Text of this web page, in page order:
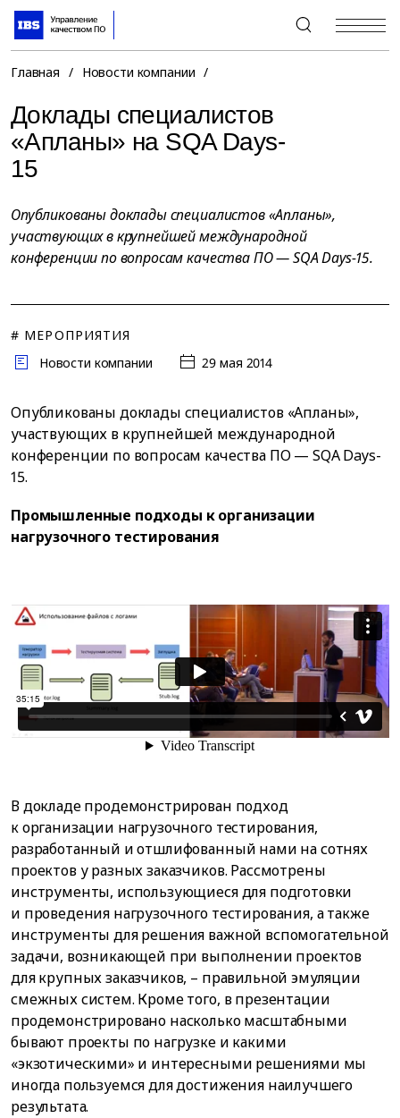
+7 (495) 967-80-80
Главная / Новости компании /
Доклады специалистов
«Апланы» на SQA Days-
15
Опубликованы доклады специалистов «Апланы»,
участвующих в крупнейшей международной
конференции по вопросам качества ПО — SQA Days-15.
# МЕРОПРИЯТИЯ
Новости компании
29 мая 2014
Опубликованы доклады специалистов «Апланы»,
участвующих в крупнейшей международной
конференции по вопросам качества ПО — SQA Days-
15.
Промышленные подходы к организации
нагрузочного тестирования
В докладе продемонстрирован подход
к организации нагрузочного тестирования,
разработанный и отшлифованный нами на сотнях
проектов у разных заказчиков. Рассмотрены
инструменты, использующиеся для подготовки
и проведения нагрузочного тестирования, а также
инструменты для решения важной вспомогательной
задачи, возникающей при выполнении проектов
для крупных заказчиков, – правильной эмуляции
смежных систем. Кроме того, в презентации
продемонстрировано насколько масштабными
бывают проекты по нагрузке и какими
«экзотическими» и интересными решениями мы
иногда пользуемся для достижения наилучшего
результата.